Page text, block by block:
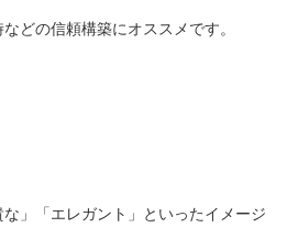
どの信頼構築にオススメです。
」「エレガント」といったイメージ